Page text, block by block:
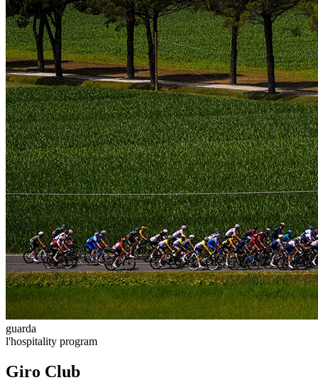
guarda
l'hospitality program
Giro Club